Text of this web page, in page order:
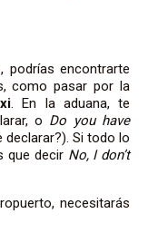
, podrías encontrarte
como pasar por la
. En la aduana, te
o Do you have
declarar?). Si todo lo
que decir No, I don’t
necesitarás